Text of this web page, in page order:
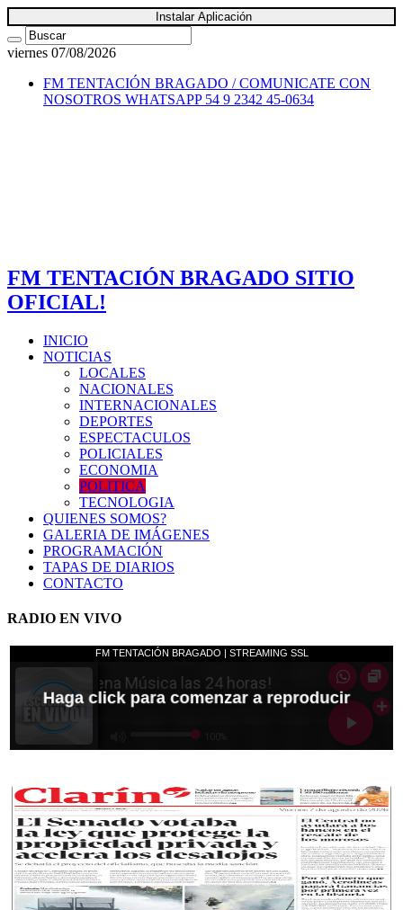
Instalar Aplicación
viernes 07/08/2026
FM TENTACIÓN BRAGADO / COMUNICATE CON
NOSOTROS WHATSAPP 54 9 2342 45-0634
FM TENTACIÓN BRAGADO SITIO
OFICIAL!
INICIO
NOTICIAS
LOCALES
NACIONALES
INTERNACIONALES
DEPORTES
ESPECTACULOS
POLICIALES
ECONOMIA
POLITICA
TECNOLOGIA
QUIENES SOMOS?
GALERIA DE IMÁGENES
PROGRAMACIÓN
TAPAS DE DIARIOS
CONTACTO
RADIO EN VIVO